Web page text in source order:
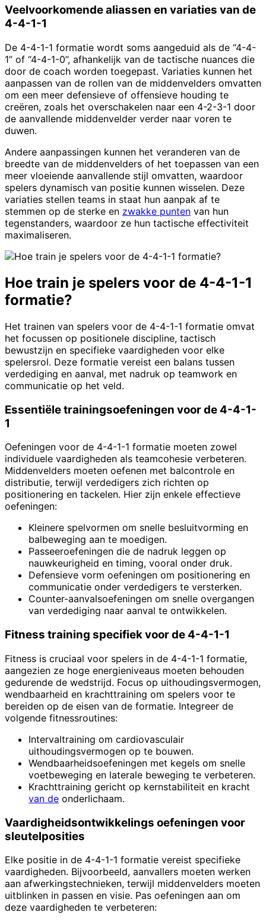
Veelvoorkomende aliassen en variaties van de
4-4-1-1
De 4-4-1-1 formatie wordt soms aangeduid als de “4-4-
1” of “4-4-1-0”, afhankelijk van de tactische nuances die
door de coach worden toegepast. Variaties kunnen het
aanpassen van de rollen van de middenvelders omvatten
om een meer defensieve of offensieve houding te
creëren, zoals het overschakelen naar een 4-2-3-1 door
de aanvallende middenvelder verder naar voren te
duwen.
Andere aanpassingen kunnen het veranderen van de
breedte van de middenvelders of het toepassen van een
meer vloeiende aanvallende stijl omvatten, waardoor
spelers dynamisch van positie kunnen wisselen. Deze
variaties stellen teams in staat hun aanpak af te
stemmen op de sterke en zwakke punten van hun
tegenstanders, waardoor ze hun tactische effectiviteit
maximaliseren.
Hoe train je spelers voor de 4-4-1-1
formatie?
Het trainen van spelers voor de 4-4-1-1 formatie omvat
het focussen op positionele discipline, tactisch
bewustzijn en specifieke vaardigheden voor elke
spelersrol. Deze formatie vereist een balans tussen
verdediging en aanval, met nadruk op teamwork en
communicatie op het veld.
Essentiële trainingsoefeningen voor de 4-4-1-
1
Oefeningen voor de 4-4-1-1 formatie moeten zowel
individuele vaardigheden als teamcohesie verbeteren.
Middenvelders moeten oefenen met balcontrole en
distributie, terwijl verdedigers zich richten op
positionering en tackelen. Hier zijn enkele effectieve
oefeningen:
Kleinere spelvormen om snelle besluitvorming en
balbeweging aan te moedigen.
Passeeroefeningen die de nadruk leggen op
nauwkeurigheid en timing, vooral onder druk.
Defensieve vorm oefeningen om positionering en
communicatie onder verdedigers te versterken.
Counter-aanvalsoefeningen om snelle overgangen
van verdediging naar aanval te ontwikkelen.
Fitness training specifiek voor de 4-4-1-1
Fitness is cruciaal voor spelers in de 4-4-1-1 formatie,
aangezien ze hoge energieniveaus moeten behouden
gedurende de wedstrijd. Focus op uithoudingsvermogen,
wendbaarheid en krachttraining om spelers voor te
bereiden op de eisen van de formatie. Integreer de
volgende fitnessroutines:
Intervaltraining om cardiovasculair
uithoudingsvermogen op te bouwen.
Wendbaarheidsoefeningen met kegels om snelle
voetbeweging en laterale beweging te verbeteren.
Krachttraining gericht op kernstabiliteit en kracht
van de onderlichaam.
Vaardigheidsontwikkelings oefeningen voor
sleutelposities
Elke positie in de 4-4-1-1 formatie vereist specifieke
vaardigheden. Bijvoorbeeld, aanvallers moeten werken
aan afwerkingstechnieken, terwijl middenvelders moeten
uitblinken in passen en visie. Pas oefeningen aan om
deze vaardigheden te verbeteren: